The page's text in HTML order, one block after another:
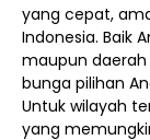
yang cepat,
Indonesia. Baik
maupun
bunga pilihan
Untuk wilayah
yang